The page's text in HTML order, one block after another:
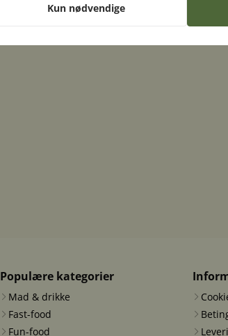
Det siger
Populære kategorier
Mad & drikke
Fast-food
Fun-food
Kun nødvendige